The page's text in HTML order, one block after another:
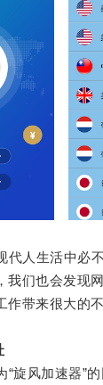
人生活中必不
我们也会发现
带来很大的不
风加速器”的